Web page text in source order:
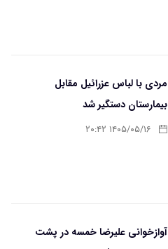
مردی با لباس عزرائیل مقابل
بیمارستان دستگیر شد
۱۴۰۵/۰۵/۱۶ ۲۰:۴۲
آوازخوانی علیرضا خمسه در پشت